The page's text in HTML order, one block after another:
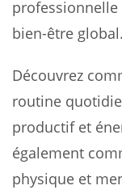
bien-être global.
Découvrez
routine
productif et
également
physique et